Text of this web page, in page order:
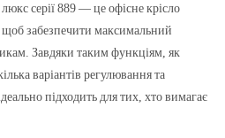
серії 889 — це офісне крісло
забезпечити максимальний
Завдяки таким функціям, як
варіантів регулювання та
підходить для тих, хто вимагає